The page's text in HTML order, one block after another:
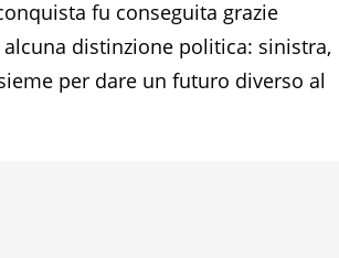
fu conseguita grazie
distinzione politica: sinistra,
per dare un futuro diverso al